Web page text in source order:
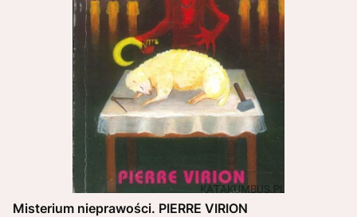
Misterium nieprawości. PIERRE VIRION